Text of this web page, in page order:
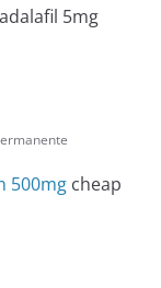
5mg
500mg cheap